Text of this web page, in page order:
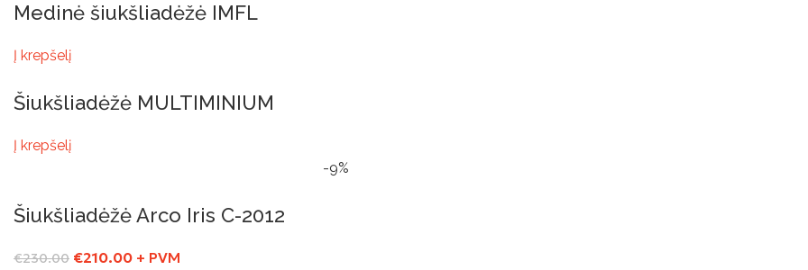
Medinė šiukšliadėžė IMFL
Į krepšelį
Šiukšliadėžė MULTIMINIUM
Į krepšelį
-9%
Šiukšliadėžė Arco Iris C-2012
€230.00 €210.00 + PVM